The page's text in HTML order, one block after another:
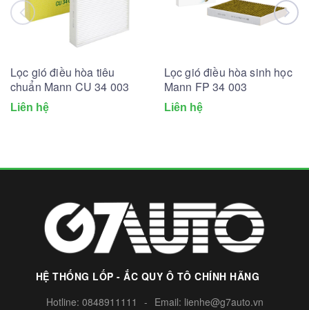
Lọc gió điều hòa tiêu
chuẩn Mann CU 34 003
Liên hệ
Lọc gió điều hòa sinh học
Mann FP 34 003
Liên hệ
HỆ THỐNG LỐP - ẮC QUY Ô TÔ CHÍNH HÃNG
Hotline: 0848911111 - Email: lienhe@g7auto.vn